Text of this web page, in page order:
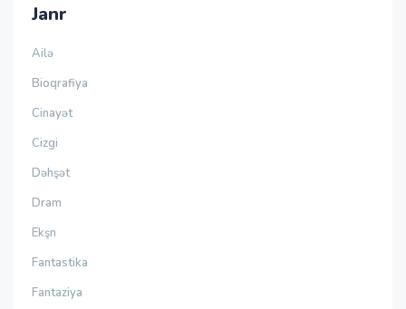
Janr
Ailə
Bioqrafiya
Cinayət
Cizgi
Dəhşət
Dram
Ekşn
Fantastika
Fantaziya